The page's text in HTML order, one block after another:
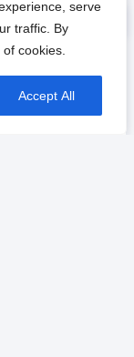
serve
traffic. By
cookies.
Accept All
Afrika